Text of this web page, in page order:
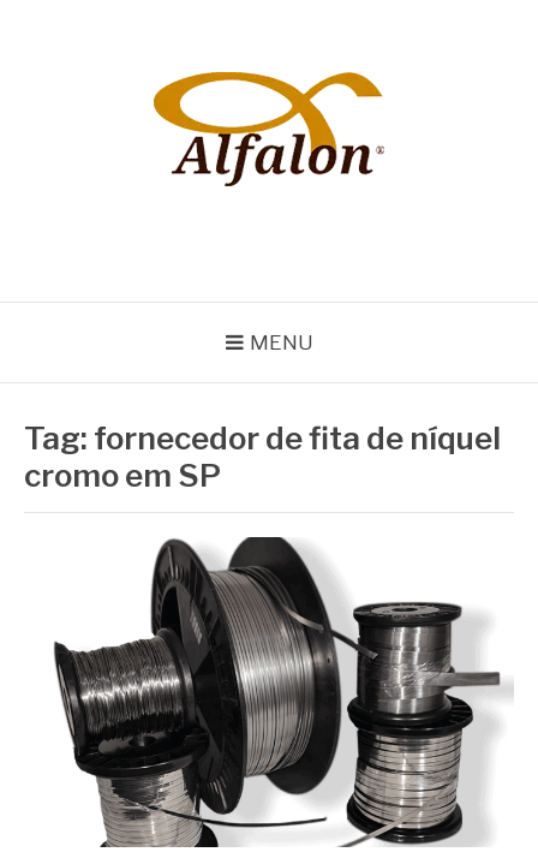
MENU
Tag: fornecedor de fita de níquel
cromo em SP